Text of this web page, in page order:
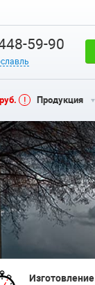
59-90
Продукция
Изготовление